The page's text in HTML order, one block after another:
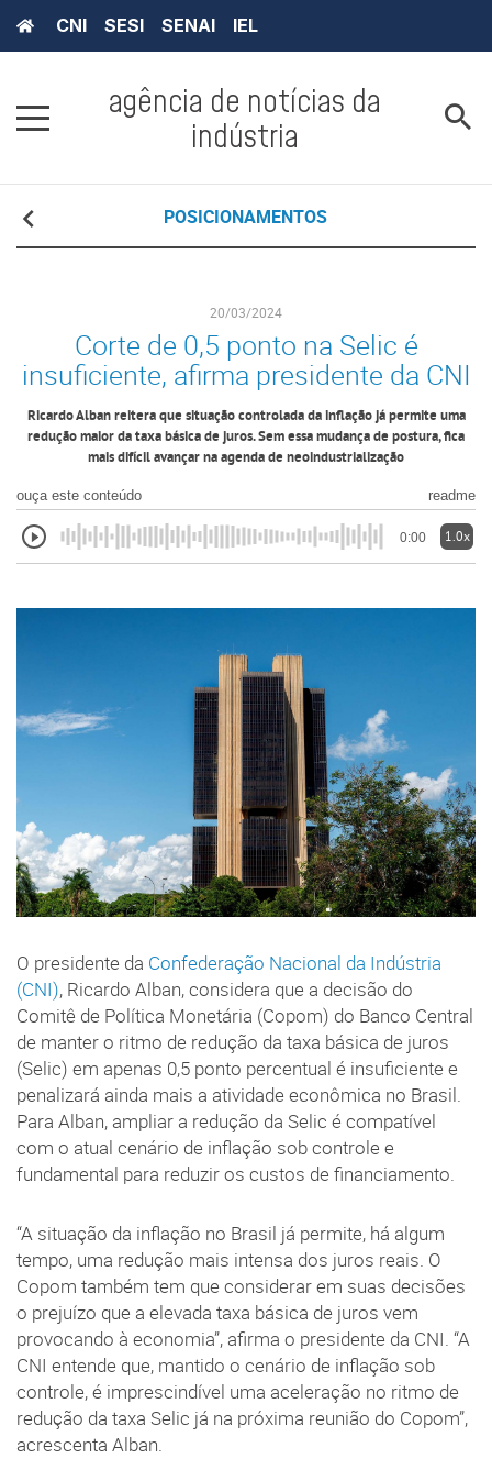
CNI SESI SENAI IEL
agência de notícias da
indústria
POSICIONAMENTOS
20/03/2024
Corte de 0,5 ponto na Selic é
insuficiente, afirma presidente da CNI
Ricardo Alban reitera que situação controlada da inflação já permite uma
redução maior da taxa básica de juros. Sem essa mudança de postura, fica
mais difícil avançar na agenda de neoindustrialização
ouça este conteúdo readme
0:00 1.0x
O presidente da Confederação Nacional da Indústria
(CNI), Ricardo Alban, considera que a decisão do
Comitê de Política Monetária (Copom) do Banco Central
de manter o ritmo de redução da taxa básica de juros
(Selic) em apenas 0,5 ponto percentual é insuficiente e
penalizará ainda mais a atividade econômica no Brasil.
Para Alban, ampliar a redução da Selic é compatível
com o atual cenário de inflação sob controle e
fundamental para reduzir os custos de financiamento.
“A situação da inflação no Brasil já permite, há algum
tempo, uma redução mais intensa dos juros reais. O
Copom também tem que considerar em suas decisões
o prejuízo que a elevada taxa básica de juros vem
provocando à economia”, afirma o presidente da CNI. “A
CNI entende que, mantido o cenário de inflação sob
controle, é imprescindível uma aceleração no ritmo de
redução da taxa Selic já na próxima reunião do Copom”,
acrescenta Alban.